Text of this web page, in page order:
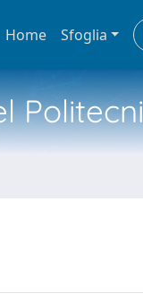
Home Sfoglia